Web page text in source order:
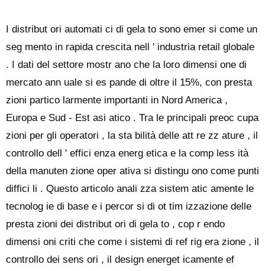
I distribut ori automati ci di gela to sono emer si come un
seg mento in rapida crescita nell ' industria retail globale
. I dati del settore mostr ano che la loro dimensi one di
mercato ann uale si es pande di oltre il 15%, con presta
zioni partico larmente importanti in Nord America ,
Europa e Sud - Est asi atico . Tra le principali preoc cupa
zioni per gli operatori , la sta bilità delle att re zz ature , il
controllo dell ' effici enza energ etica e la comp less ità
della manuten zione oper ativa si distingu ono come punti
diffici li . Questo articolo anali zza sistem atic amente le
tecnolog ie di base e i percor si di ot tim izzazione delle
presta zioni dei distribut ori di gela to , cop r endo
dimensi oni criti che come i sistemi di ref rig era zione , il
controllo dei sens ori , il design energet icamente ef